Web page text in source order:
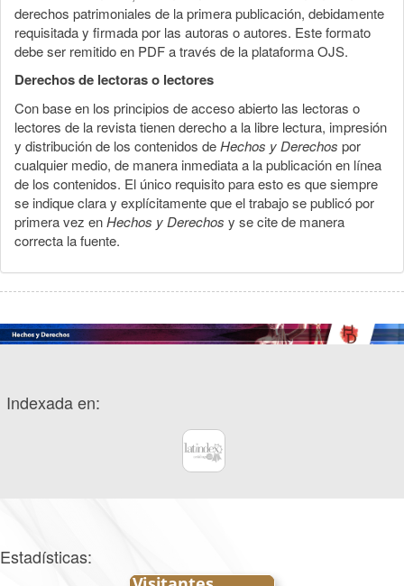
derechos patrimoniales de la primera publicación, debidamente
requisitada y firmada por las autoras o autores. Este formato
debe ser remitido en PDF a través de la plataforma OJS.
Derechos de lectoras o lectores
Con base en los principios de acceso abierto las lectoras o
lectores de la revista tienen derecho a la libre lectura, impresión
y distribución de los contenidos deHechos y Derechos por
cualquier medio, de manera inmediata a la publicación en línea
de los contenidos. El único requisito para esto es que siempre
se indique clara y explícitamente que el trabajo se publicó por
primera vez enHechos y Derechos y se cite de manera
correcta la fuente.
Indexada en:
Estadísticas: